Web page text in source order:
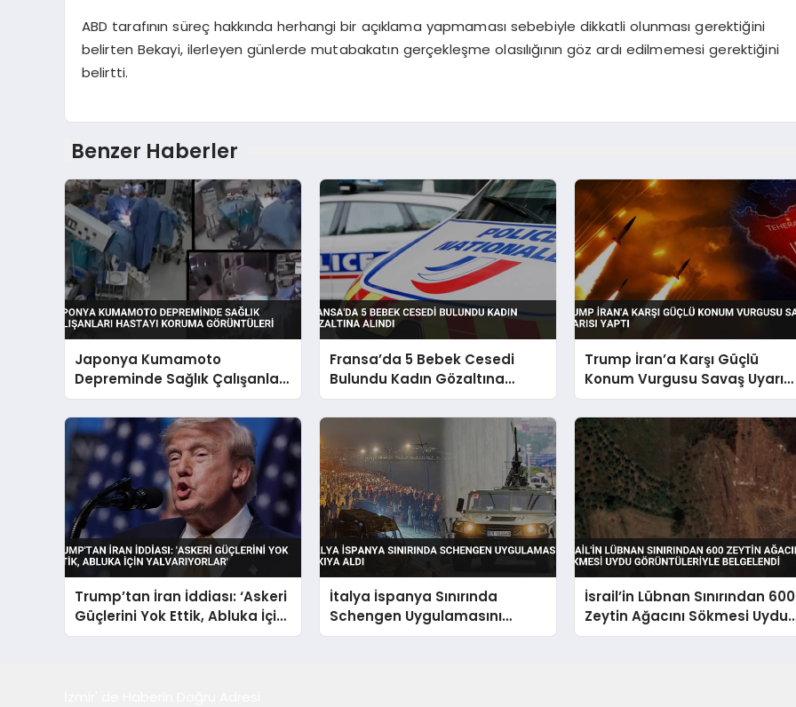
ABD tarafının süreç hakkında herhangi bir açıklama yapmaması sebebiyle dikkatli olunması gerektiğini
belirten Bekayi, ilerleyen günlerde mutabakatın gerçekleşme olasılığının göz ardı edilmemesi gerektiğini
belirtti.
Benzer Haberler
Japonya Kumamoto
Depreminde Sağlık Çalışanları
Hastayı Koruma Görüntüleri
Fransa’da 5 Bebek Cesedi
Bulundu Kadın Gözaltına
Alındı
Trump İran’a Karşı Güçlü
Konum Vurgusu Savaş Uyarısı
Yaptı
Trump’tan İran İddiası: ‘Askeri
Güçlerini Yok Ettik, Abluka İçin
Yalvarıyorlar’
İtalya İspanya Sınırında
Schengen Uygulamasını
Askıya Aldı
İsrail’in Lübnan Sınırından 600
Zeytin Ağacını Sökmesi Uydu
Görüntüleriyle Belgelendi